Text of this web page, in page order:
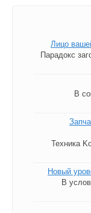
Лицо
Парадокс
В
Техника
Новый
В